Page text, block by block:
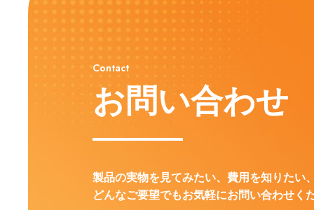
Contact
お問い合わせ
製品の実物を見てみたい、費用を知りたい
どんなご要望でもお気軽にお問い合わせく